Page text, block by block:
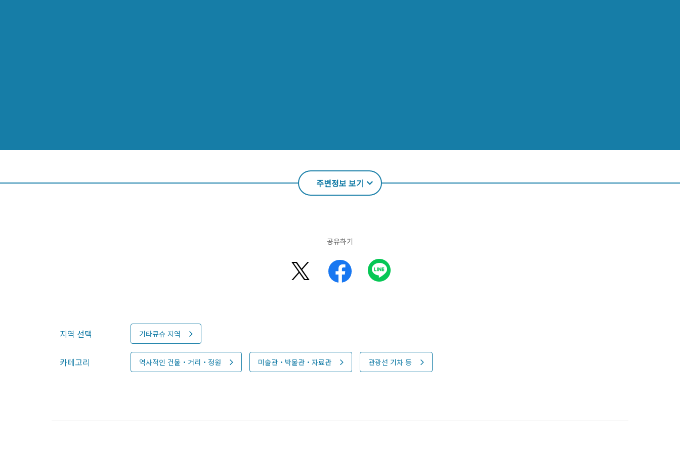
주변정보 보기
공유하기
지역 선택 기타큐슈 지역
카테고리 역사적인 건물・거리・정원 미술관・박물관・자료관 관광선 기차 등